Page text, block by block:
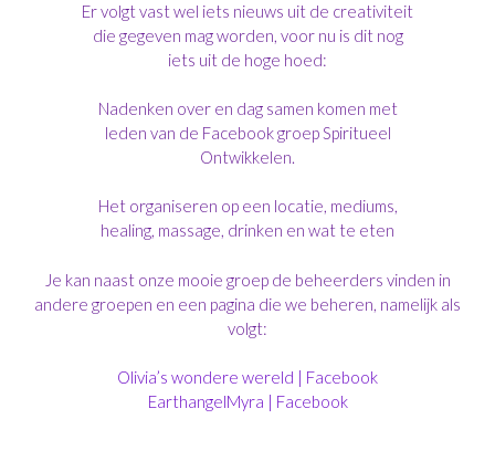
Er volgt vast wel iets nieuws uit de creativiteit
die gegeven mag worden, voor nu is dit nog
iets uit de hoge hoed:
Nadenken over en dag samen komen met
leden van de Facebook groep Spiritueel
Ontwikkelen.
Het organiseren op een locatie, mediums,
healing, massage, drinken en wat te eten
Je kan naast onze mooie groep de beheerders vinden in
andere groepen en een pagina die we beheren, namelijk als
volgt:
Olivia’s wondere wereld | Facebook
EarthangelMyra | Facebook